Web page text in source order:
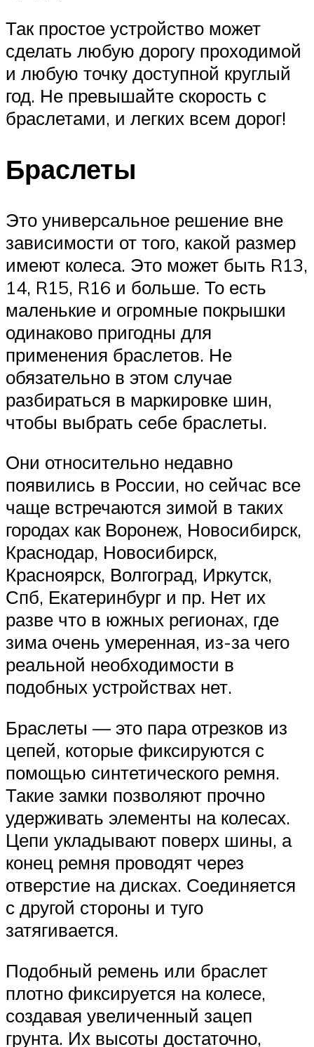
Так простое устройство может
сделать любую дорогу проходимой
и любую точку доступной круглый
год. Не превышайте скорость с
браслетами, и легких всем дорог!
Браслеты
Это универсальное решение вне
зависимости от того, какой размер
имеют колеса. Это может быть R13,
14, R15, R16 и больше. То есть
маленькие и огромные покрышки
одинаково пригодны для
применения браслетов. Не
обязательно в этом случае
разбираться в маркировке шин,
чтобы выбрать себе браслеты.
Они относительно недавно
появились в России, но сейчас все
чаще встречаются зимой в таких
городах как Воронеж, Новосибирск,
Краснодар, Новосибирск,
Красноярск, Волгоград, Иркутск,
Спб, Екатеринбург и пр. Нет их
разве что в южных регионах, где
зима очень умеренная, из-за чего
реальной необходимости в
подобных устройствах нет.
Браслеты — это пара отрезков из
цепей, которые фиксируются с
помощью синтетического ремня.
Такие замки позволяют прочно
удерживать элементы на колесах.
Цепи укладывают поверх шины, а
конец ремня проводят через
отверстие на дисках. Соединяется
с другой стороны и туго
затягивается.
Подобный ремень или браслет
плотно фиксируется на колесе,
создавая увеличенный зацеп
грунта. Их высоты достаточно,